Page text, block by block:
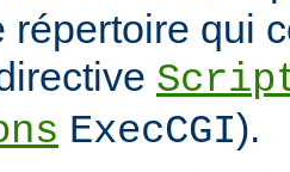
répertoire qui
ExecCGI).